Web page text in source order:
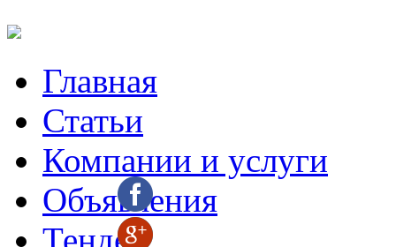
Главная
Статьи
Компании и услуги
Объявления